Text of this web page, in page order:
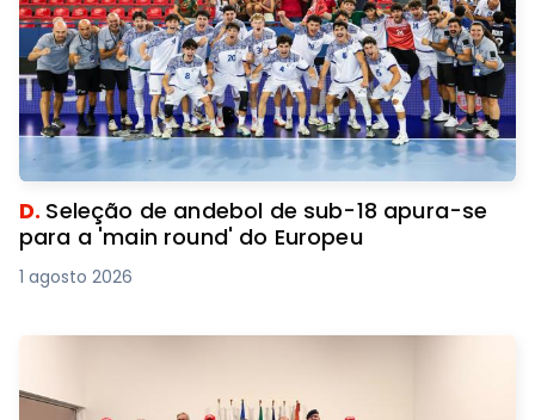
D. Seleção de andebol de sub-18 apura-se
para a 'main round' do Europeu
1 agosto 2026